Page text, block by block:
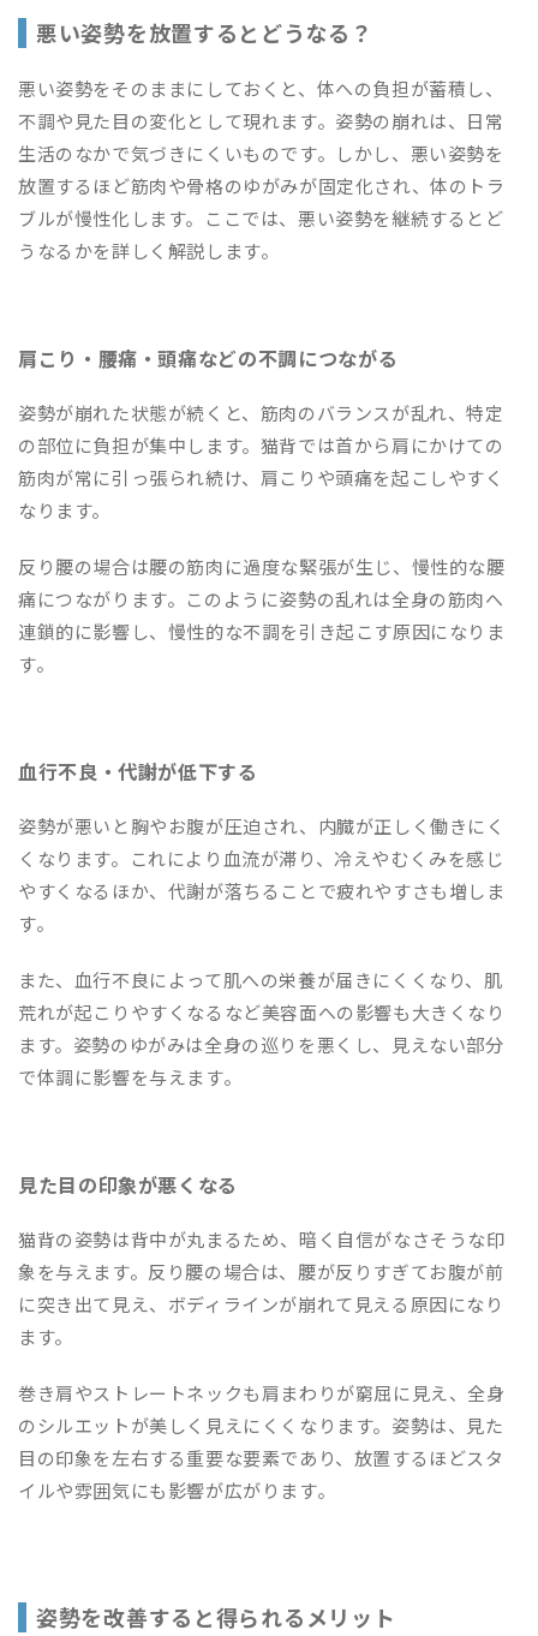
悪い姿勢を放置するとどうなる？
悪い姿勢をそのままにしておくと、体への負担が蓄積し、
不調や見た目の変化として現れます。姿勢の崩れは、日常
生活のなかで気づきにくいものです。しかし、悪い姿勢を
放置するほど筋肉や骨格のゆがみが固定化され、体のトラ
ブルが慢性化します。ここでは、悪い姿勢を継続するとど
うなるかを詳しく解説します。
肩こり・腰痛・頭痛などの不調につながる
姿勢が崩れた状態が続くと、筋肉のバランスが乱れ、特定
の部位に負担が集中します。猫背では首から肩にかけての
筋肉が常に引っ張られ続け、肩こりや頭痛を起こしやすく
なります。
反り腰の場合は腰の筋肉に過度な緊張が生じ、慢性的な腰
痛につながります。このように姿勢の乱れは全身の筋肉へ
連鎖的に影響し、慢性的な不調を引き起こす原因になりま
す。
血行不良・代謝が低下する
姿勢が悪いと胸やお腹が圧迫され、内臓が正しく働きにく
くなります。これにより血流が滞り、冷えやむくみを感じ
やすくなるほか、代謝が落ちることで疲れやすさも増しま
す。
また、血行不良によって肌への栄養が届きにくくなり、肌
荒れが起こりやすくなるなど美容面への影響も大きくなり
ます。姿勢のゆがみは全身の巡りを悪くし、見えない部分
で体調に影響を与えます。
見た目の印象が悪くなる
猫背の姿勢は背中が丸まるため、暗く自信がなさそうな印
象を与えます。反り腰の場合は、腰が反りすぎてお腹が前
に突き出て見え、ボディラインが崩れて見える原因になり
ます。
巻き肩やストレートネックも肩まわりが窮屈に見え、全身
のシルエットが美しく見えにくくなります。姿勢は、見た
目の印象を左右する重要な要素であり、放置するほどスタ
イルや雰囲気にも影響が広がります。
姿勢を改善すると得られるメリット